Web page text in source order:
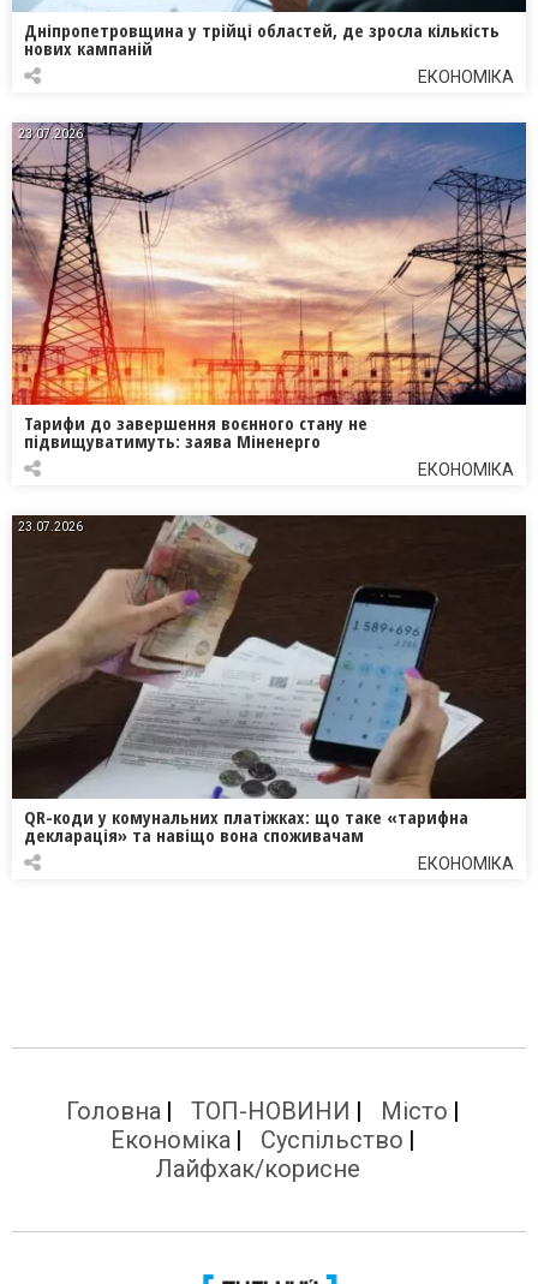
Дніпропетровщина у трійці областей, де зросла кількість
нових кампаній
ЕКОНОМІКА
23.07.2026
Тарифи до завершення воєнного стану не
підвищуватимуть: заява Міненерго
ЕКОНОМІКА
23.07.2026
QR-коди у комунальних платіжках: що таке «тарифна
декларація» та навіщо вона споживачам
ЕКОНОМІКА
Головна ТОП-НОВИНИ
Місто
Економіка
Суспільство
Лайфхак/корисне